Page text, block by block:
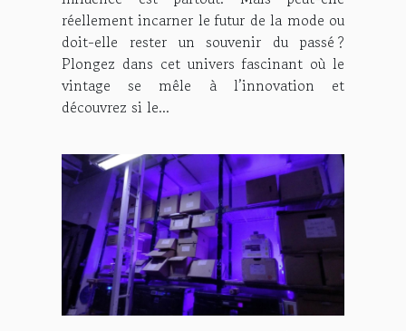
réellement incarner le futur de la mode ou
doit-elle rester un souvenir du passé ?
Plongez dans cet univers fascinant où le
vintage se mêle à l’innovation et
découvrez si le...